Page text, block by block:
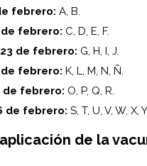
febrero: A, B.
febrero: C, D, E, F.
de febrero: G, H, I, J.
febrero: K, L, M, N, Ñ.
de febrero: O, P, Q, R.
de febrero: S, T, U, V, W, X,
de la